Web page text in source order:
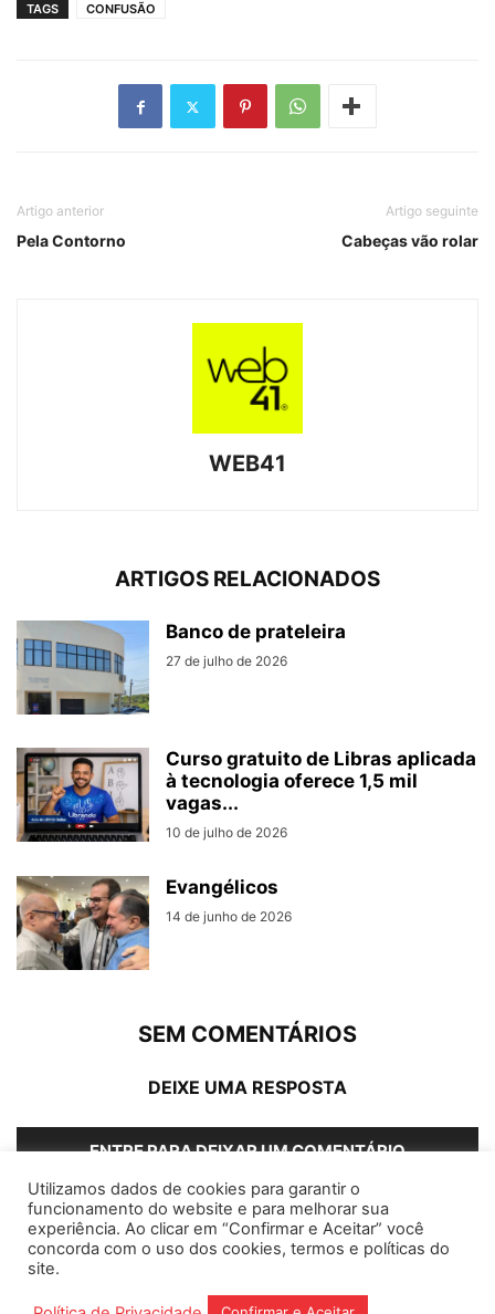
TAGS CONFUSÃO
Artigo anterior
Pela Contorno
Artigo seguinte
Cabeças vão rolar
WEB41
ARTIGOS RELACIONADOS
Banco de prateleira
27 de julho de 2026
Curso gratuito de Libras aplicada
à tecnologia oferece 1,5 mil
vagas...
10 de julho de 2026
Evangélicos
14 de junho de 2026
SEM COMENTÁRIOS
DEIXE UMA RESPOSTA
ENTRE PARA DEIXAR UM COMENTÁRIO
Home Editorias Coluna Social Grampos
Fale conosco Assinantes
Utilizamos dados de cookies para garantir o
funcionamento do website e para melhorar sua
experiência. Ao clicar em “Confirmar e Aceitar” você
concorda com o uso dos cookies, termos e políticas do
site.